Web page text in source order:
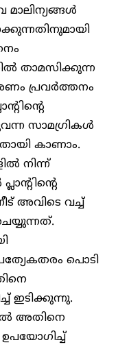
താമസിക്കുന്ന
പ്രവർത്തനം
സാമഗ്രികൾ
കാണാം.
നിന്ന്
അവിടെ വച്ച്
പൊടി
ഇടിക്കുന്നു.
അതിനെ